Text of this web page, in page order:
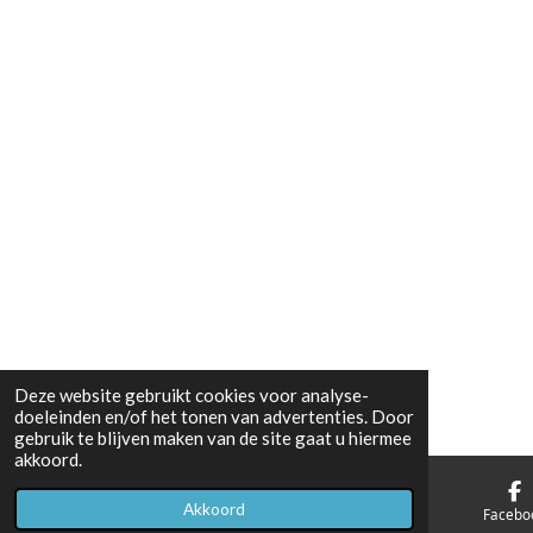
Deze website gebruikt cookies voor analyse-
doeleinden en/of het tonen van advertenties. Door
gebruik te blijven maken van de site gaat u hiermee
akkoord.
Akkoord